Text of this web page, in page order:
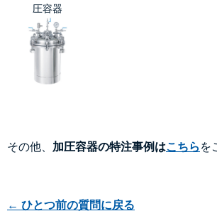
圧容器
その他、 加圧容器の特注事例はこちら を
← ひとつ前の質問に戻る